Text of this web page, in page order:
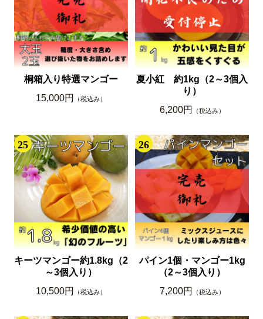
桐箱入り特選マンゴー
15,000円
（税込み）
夏小紅 約1kg（2～3個入
り）
6,200円
（税込み）
25
キーツマンゴー約1.8kg（2
～3個入り）
10,500円
（税込み）
26
パイン1個・マンゴー1kg
（2～3個入り）
7,200円
（税込み）